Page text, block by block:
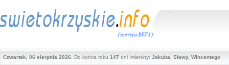
Czwartek, 06 sierpnia 2026 , Do końca roku 147 dni Imieniny: Jakuba, Sławy, Wincentego